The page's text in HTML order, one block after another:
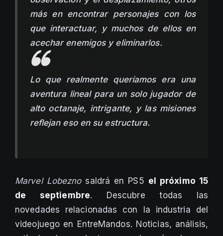
más en encontrar personajes con los
que interactuar, y muchos de ellos en
acechar enemigos y eliminarlos.
Lo que realmente queríamos era una
aventura lineal para un solo jugador de
alto octanaje, intrigante, y las misiones
reflejan eso en su estructura.
Marvel Lobeznosaldrá en PS5 el próximo 15
de septiembre. Descubre todas las
novedades relacionadas con la industria del
videojuego en EntreMandos. Noticias, análisis,